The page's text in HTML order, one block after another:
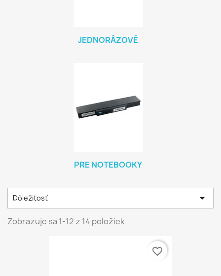
JEDNORÁZOVÉ
PRE NOTEBOOKY
Dôležitosť 
Zobrazuje sa 1-12 z 14 položiek
favorite_border